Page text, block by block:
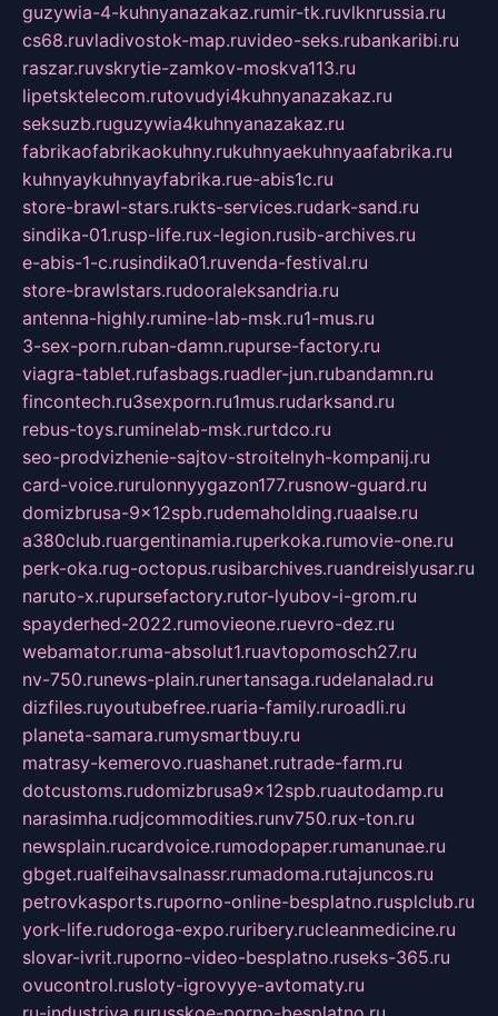
guzywia-4-kuhnyanazakaz.rumir-tk.ruvlknrussia.ru
cs68.ruvladivostok-map.ruvideo-seks.rubankaribi.ru
raszar.ruvskrytie-zamkov-moskva113.ru
lipetsktelecom.rutovudyi4kuhnyanazakaz.ru
seksuzb.ruguzywia4kuhnyanazakaz.ru
fabrikaofabrikaokuhny.rukuhnyaekuhnyaafabrika.ru
kuhnyaykuhnyayfabrika.rue-abis1c.ru
store-brawl-stars.rukts-services.rudark-sand.ru
sindika-01.rusp-life.rux-legion.rusib-archives.ru
e-abis-1-c.rusindika01.ruvenda-festival.ru
store-brawlstars.rudooraleksandria.ru
antenna-highly.rumine-lab-msk.ru1-mus.ru
3-sex-porn.ruban-damn.rupurse-factory.ru
viagra-tablet.rufasbags.ruadler-jun.rubandamn.ru
fincontech.ru3sexporn.ru1mus.rudarksand.ru
rebus-toys.ruminelab-msk.rurtdco.ru
seo-prodvizhenie-sajtov-stroitelnyh-kompanij.ru
card-voice.rurulonnyygazon177.rusnow-guard.ru
domizbrusa-9x12spb.rudemaholding.ruaalse.ru
a380club.ruargentinamia.ruperkoka.rumovie-one.ru
perk-oka.rug-octopus.rusibarchives.ruandreislyusar.ru
naruto-x.rupursefactory.rutor-lyubov-i-grom.ru
spayderhed-2022.rumovieone.ruevro-dez.ru
webamator.ruma-absolut1.ruavtopomosch27.ru
nv-750.runews-plain.runertansaga.rudelanalad.ru
dizfiles.ruyoutubefree.ruaria-family.ruroadli.ru
planeta-samara.rumysmartbuy.ru
matrasy-kemerovo.ruashanet.rutrade-farm.ru
dotcustoms.rudomizbrusa9x12spb.ruautodamp.ru
narasimha.rudjcommodities.runv750.rux-ton.ru
newsplain.rucardvoice.rumodopaper.rumanunae.ru
gbget.rualfeihavsalnassr.rumadoma.rutajuncos.ru
petrovkasports.ruporno-online-besplatno.rusplclub.ru
york-life.rudoroga-expo.ruribery.rucleanmedicine.ru
slovar-ivrit.ruporno-video-besplatno.ruseks-365.ru
ovucontrol.rusloty-igrovyye-avtomaty.ru